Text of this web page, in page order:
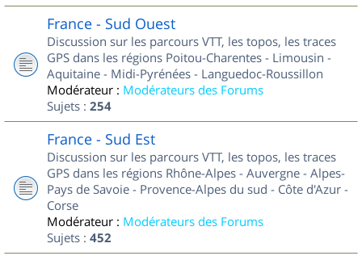
France - Sud Ouest
Discussion sur les parcours VTT, les topos, les traces
GPS dans les régions Poitou-Charentes - Limousin -
Aquitaine - Midi-Pyrénées - Languedoc-Roussillon
Modérateur : Modérateurs des Forums
Sujets : 254
France - Sud Est
Discussion sur les parcours VTT, les topos, les traces
GPS dans les régions Rhône-Alpes - Auvergne - Alpes-
Pays de Savoie - Provence-Alpes du sud - Côte d'Azur -
Corse
Modérateur : Modérateurs des Forums
Sujets : 452